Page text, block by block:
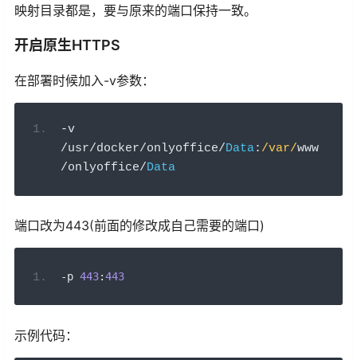
映射目录都是，要与原来的端口保持一致。
开启原生HTTPS
在部署时候加入-v参数：
-
v
/usr/docker/onlyoffice/Data: /var/www
/onlyoffice/Data
端口改为443(前面的修改成自己需要的端口)
-p 443:443
示例代码：